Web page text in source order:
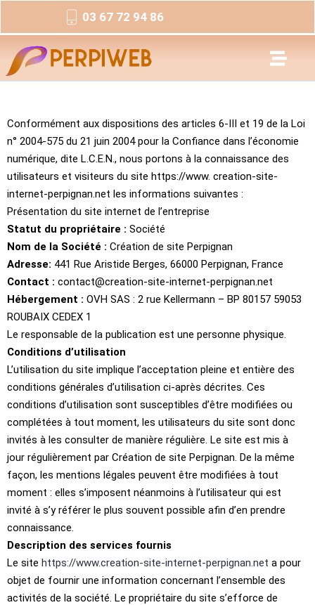
03 67 72 94 86
Conformément aux dispositions des articles 6-III et 19 de la Loi
n° 2004-575 du 21 juin 2004 pour la Confiance dans l’économie
numérique, dite L.C.E.N., nous portons à la connaissance des
utilisateurs et visiteurs du site https://www. creation-site-
internet-perpignan.net les informations suivantes :
Présentation du site internet de l’entreprise
Statut du propriétaire : Société
Nom de la Société : Création de site Perpignan
Adresse: 441 Rue Aristide Berges, 66000 Perpignan, France
Contact : contact@creation-site-internet-perpignan.net
Hébergement : OVH SAS : 2 rue Kellermann – BP 80157 59053
ROUBAIX CEDEX 1
Le responsable de la publication est une personne physique.
Conditions d’utilisation
L’utilisation du site implique l’acceptation pleine et entière des
conditions générales d’utilisation ci-après décrites. Ces
conditions d’utilisation sont susceptibles d’être modifiées ou
complétées à tout moment, les utilisateurs du site sont donc
invités à les consulter de manière régulière. Le site est mis à
jour régulièrement par Création de site Perpignan. De la même
façon, les mentions légales peuvent être modifiées à tout
moment : elles s’imposent néanmoins à l’utilisateur qui est
invité à s’y référer le plus souvent possible afin d’en prendre
connaissance.
Description des services fournis
Le site https://www.creation-site-internet-perpignan.net a pour
objet de fournir une information concernant l’ensemble des
activités de la société. Le propriétaire du site s’efforce de